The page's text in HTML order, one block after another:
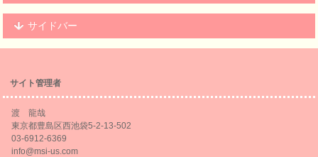
サイドバー
サイト管理者
渡 龍哉
東京都豊島区西池袋5-2-13-502
03-6912-6369
info@msi-us.com